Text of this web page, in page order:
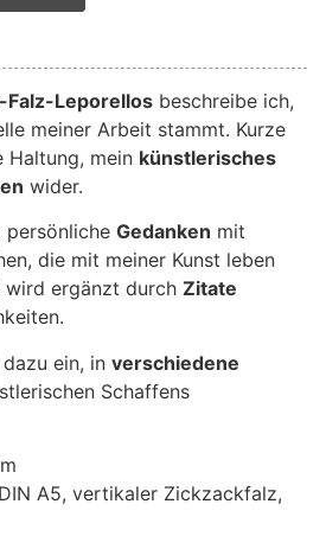
Leporellos beschreibe ich,
meiner Arbeit stammt. Kurze
Haltung, mein künstlerisches
wider.
Gedanken mit
die mit meiner Kunst leben
wird ergänzt durch Zitate
ein, in verschiedene
Schaffens
A5, vertikaler Zickzackfalz,